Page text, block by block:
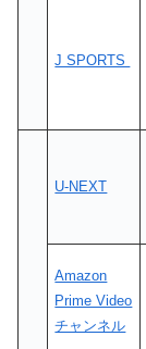
J SPORTS
U-NEXT
Amazon
Prime Video
チャンネル